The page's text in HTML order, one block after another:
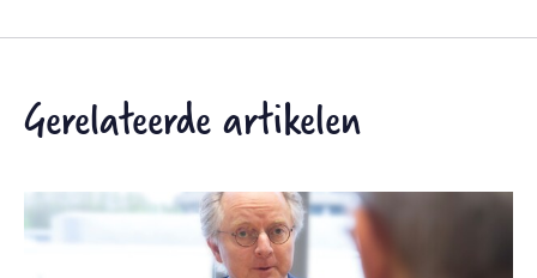
Gerelateerde artikelen